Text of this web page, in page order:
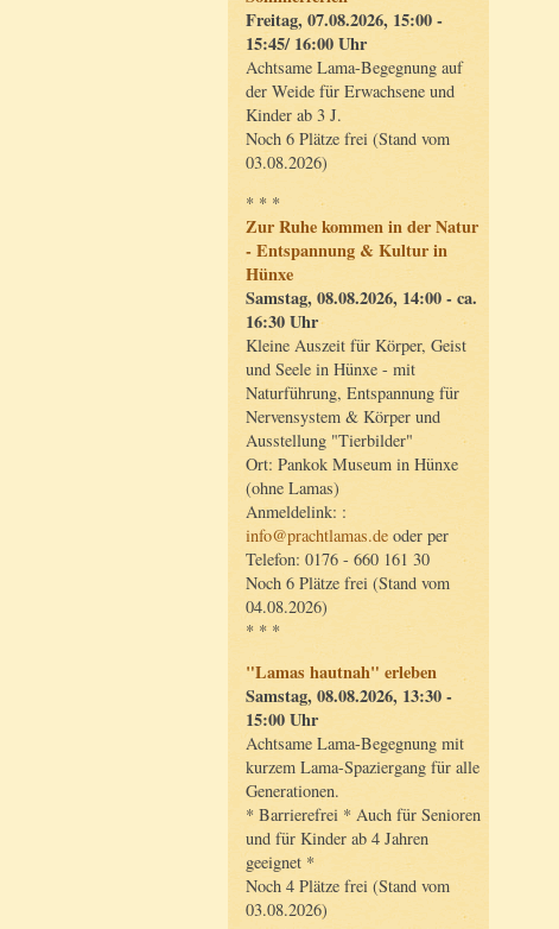
Freitag, 07.08.2026, 15:00 -
15:45/ 16:00 Uhr
Achtsame Lama-Begegnung auf
der Weide für Erwachsene und
Kinder ab 3 J.
Noch 6 Plätze frei (Stand vom
03.08.2026)
* * *
Zur Ruhe kommen in der Natur
- Entspannung & Kultur in
Hünxe
Samstag, 08.08.2026, 14:00 - ca.
16:30 Uhr
Kleine Auszeit für Körper, Geist
und Seele in Hünxe - mit
Naturführung, Entspannung für
Nervensystem & Körper und
Ausstellung "Tierbilder"
Ort: Pankok Museum in Hünxe
(ohne Lamas)
Anmeldelink: :
info@prachtlamas.de oder per
Telefon: 0176 - 660 161 30
Noch 6 Plätze frei (Stand vom
04.08.2026)
* * *
"Lamas hautnah" erleben
Samstag, 08.08.2026, 13:30 -
15:00 Uhr
Achtsame Lama-Begegnung mit
kurzem Lama-Spaziergang für alle
Generationen.
* Barrierefrei * Auch für Senioren
und für Kinder ab 4 Jahren
geeignet *
Noch 4 Plätze frei (Stand vom
03.08.2026)